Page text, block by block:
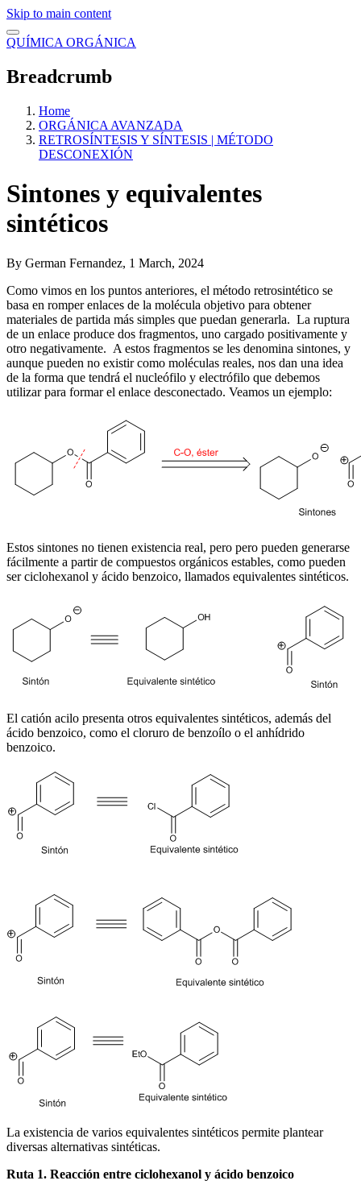
Skip to main content
QUÍMICA ORGÁNICA
Breadcrumb
Home
ORGÁNICA AVANZADA
RETROSÍNTESIS Y SÍNTESIS | MÉTODO
DESCONEXIÓN
Sintones y equivalentes
sintéticos
By German Fernandez, 1 March, 2024
Como vimos en los puntos anteriores, el método retrosintético se
basa en romper enlaces de la molécula objetivo para obtener
materiales de partida más simples que puedan generarla. La ruptura
de un enlace produce dos fragmentos, uno cargado positivamente y
otro negativamente. A estos fragmentos se les denomina sintones, y
aunque pueden no existir como moléculas reales, nos dan una idea
de la forma que tendrá el nucleófilo y electrófilo que debemos
utilizar para formar el enlace desconectado. Veamos un ejemplo:
Estos sintones no tienen existencia real, pero pero pueden generarse
fácilmente a partir de compuestos orgánicos estables, como pueden
ser ciclohexanol y ácido benzoico, llamados equivalentes sintéticos.
El catión acilo presenta otros equivalentes sintéticos, además del
ácido benzoico, como el cloruro de benzoílo o el anhídrido
benzoico.
La existencia de varios equivalentes sintéticos permite plantear
diversas alternativas sintéticas.
Ruta 1. Reacción entre ciclohexanol y ácido benzoico